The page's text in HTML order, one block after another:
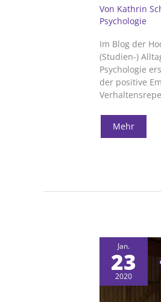
Von Kathrin
Psychologie
Im Blog der
(Studien-)
Psychologie
der positive
Positive
der
Mehr
Jan.
23
2020